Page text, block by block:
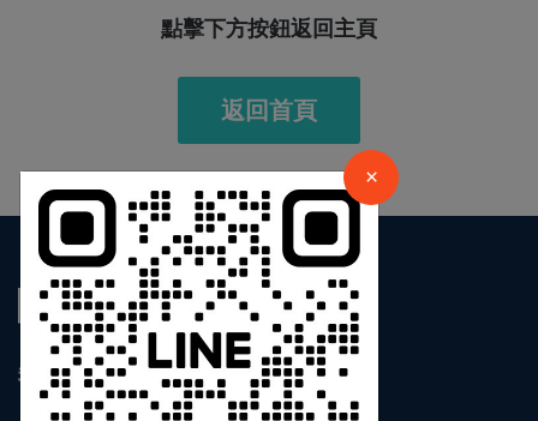
點擊下方按鈕返回主頁
返回首頁
關於我們
我們是全球即時新聞網站
×